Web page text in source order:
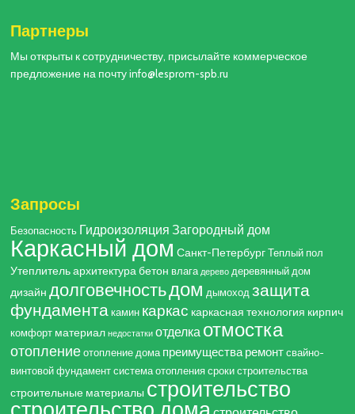
Партнеры
Мы открыты к сотрудничеству, присылайте коммерческое
предложение на почту info@lesprom-spb.ru
Запросы
Безопасность Гидроизоляция Загородный дом
Каркасный дом Санкт-Петербург Теплый пол
Утеплительархитектурабетон влага дерево деревянный дом
дизайн долговечностьдом дымоход защита
фундамента камин каркас каркасная технология кирпич
комфорт материал недостатки отделка отмостка
отопление отопление дома преимуществаремонт свайно-
винтовой фундамент система отопления сроки строительства
строительные материалы строительство